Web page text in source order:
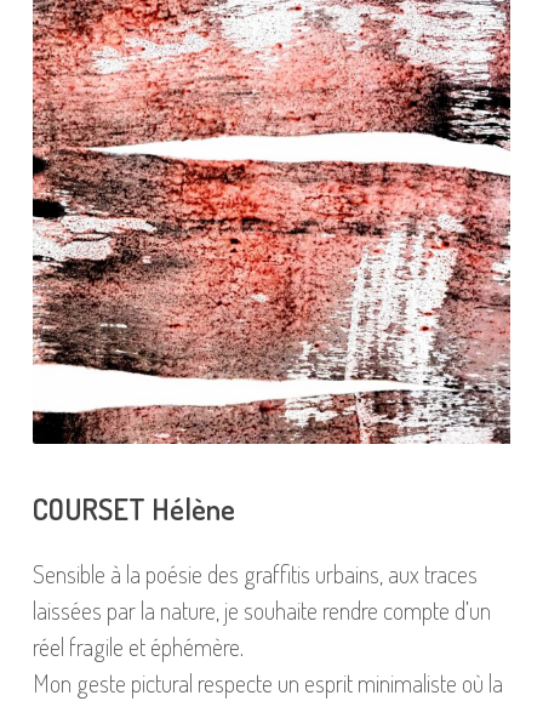
COURSET Hélène
Sensible à la poésie des graffitis urbains, aux traces
laissées par la nature, je souhaite rendre compte d’un
réel fragile et éphémère.
Mon geste pictural respecte un esprit minimaliste où la